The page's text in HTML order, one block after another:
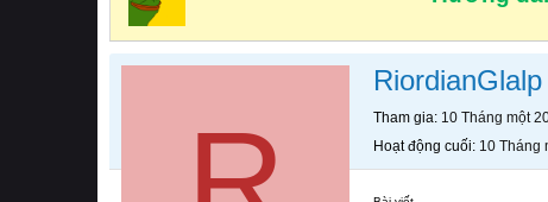
RiordianGlalp
Tham gia 10 Tháng một
Hoạt động cuối 10 Tháng